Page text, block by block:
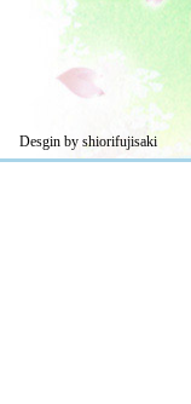
Desgin by shiorifujisaki